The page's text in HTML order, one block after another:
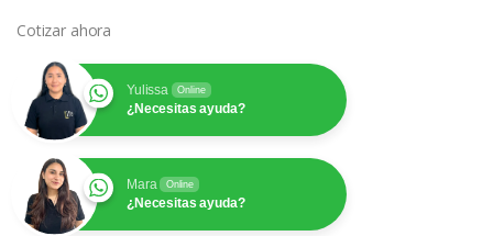
Cotizar ahora
Yulissa Online
¿Necesitas ayuda?
Mara Online
¿Necesitas ayuda?